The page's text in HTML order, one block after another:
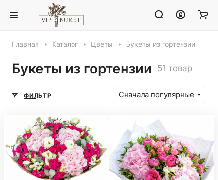
Главная Каталог Цветы Букеты из гортензии
Букеты из гортензии 51 товар
ФИЛЬТР Сначала популярные